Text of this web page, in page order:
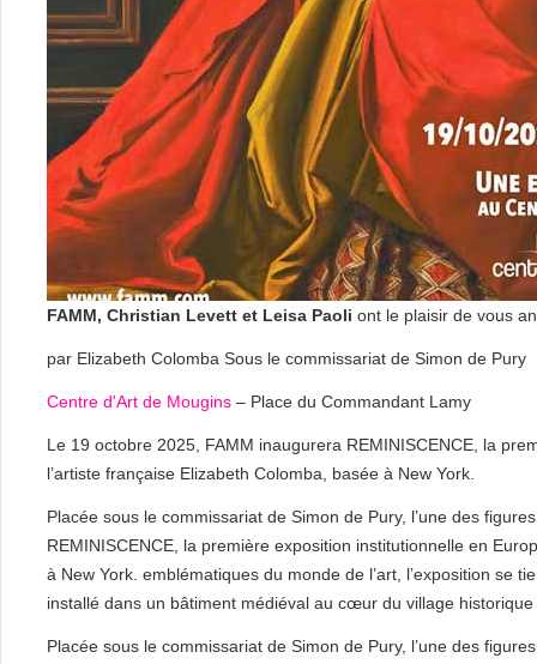
FAMM, Christian Levett et Leisa Paoli ont le plaisir de vous
par Elizabeth Colomba Sous le commissariat de Simon de Pury
Centre d'Art de Mougins – Place du Commandant Lamy
Le 19 octobre 2025, FAMM inaugurera REMINISCENCE, la
l’artiste française Elizabeth Colomba, basée à New York.
Placée sous le commissariat de Simon de Pury, l’une des
REMINISCENCE, la première exposition institutionnelle en
à New York. emblématiques du monde de l’art, l’exposition se
installé dans un bâtiment médiéval au cœur du village
Placée sous le commissariat de Simon de Pury, l’une des